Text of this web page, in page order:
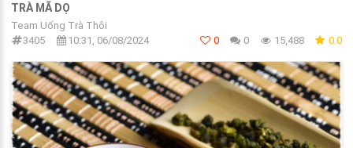
TRÀ MÃ DỌ
Team Uống Trà Thôi
3405
10:31, 06/08/2024 0 0 15,488 0.0